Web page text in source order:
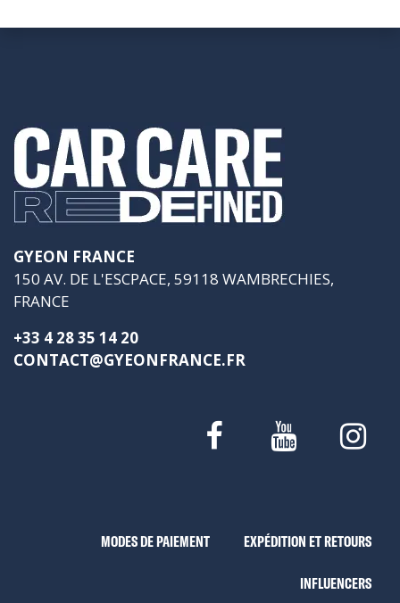
GYEON FRANCE
150 AV. DE L'ESCPACE, 59118 WAMBRECHIES,
FRANCE
+33 4 28 35 14 20
CONTACT@GYEONFRANCE.FR
MODES DE PAIEMENT EXPÉDITION ET RETOURS
INFLUENCERS